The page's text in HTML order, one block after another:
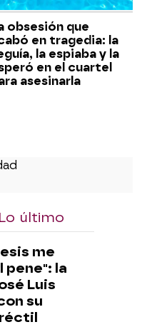
obsesión que
en tragedia: la
la espiaba y la
en el cuartel
asesinarla
Lo último
me
pene": la
Luis
su